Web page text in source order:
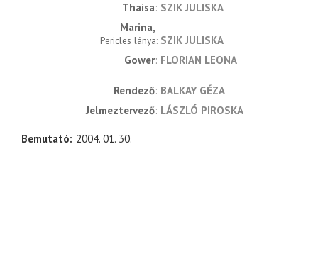
Thaisa SZIK JULISKA
Marina
Pericles lánya SZIK JULISKA
Gower FLORIAN LEONA
rendező BALKAY GÉZA
jelmeztervező LÁSZLÓ PIROSKA
Bemutató 2004. 01. 30.